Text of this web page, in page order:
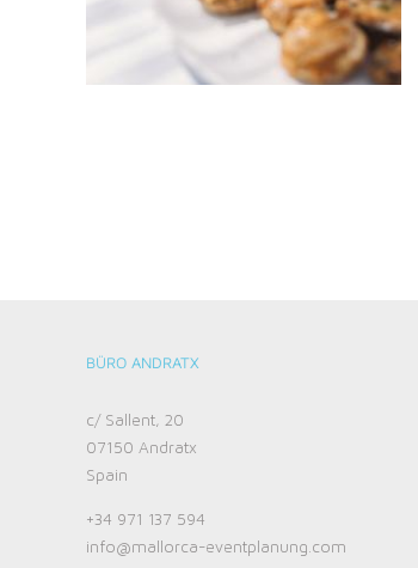
BÜRO ANDRATX
c/ Sallent, 20
07150 Andratx
Spain
+34 971 137 594‬
info@mallorca-eventplanung.com